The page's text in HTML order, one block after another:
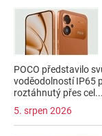
POCO představilo
voděodolností IP65
roztáhnutý přes cel...
5. srpen 2026